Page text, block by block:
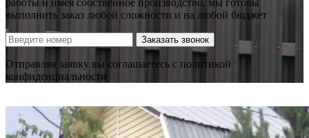
выполнить заказ любой сложности и на любой бюджет
Заказать звонок
Отправляя заявку вы соглашаетесь с политикой
конфиденциальности